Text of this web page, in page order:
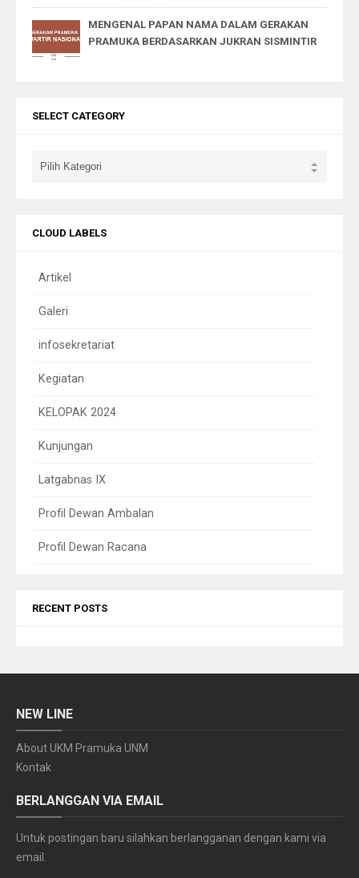
MENGENAL PAPAN NAMA DALAM GERAKAN
PRAMUKA BERDASARKAN JUKRAN SISMINTIR
SELECT CATEGORY
CLOUD LABELS
Artikel
Galeri
infosekretariat
Kegiatan
KELOPAK 2024
Kunjungan
Latgabnas IX
Profil Dewan Ambalan
Profil Dewan Racana
RECENT POSTS
NEW LINE
About UKM Pramuka UNM
Kontak
BERLANGGAN VIA EMAIL
Untuk postingan baru silahkan berlangganan dengan kami via
email.